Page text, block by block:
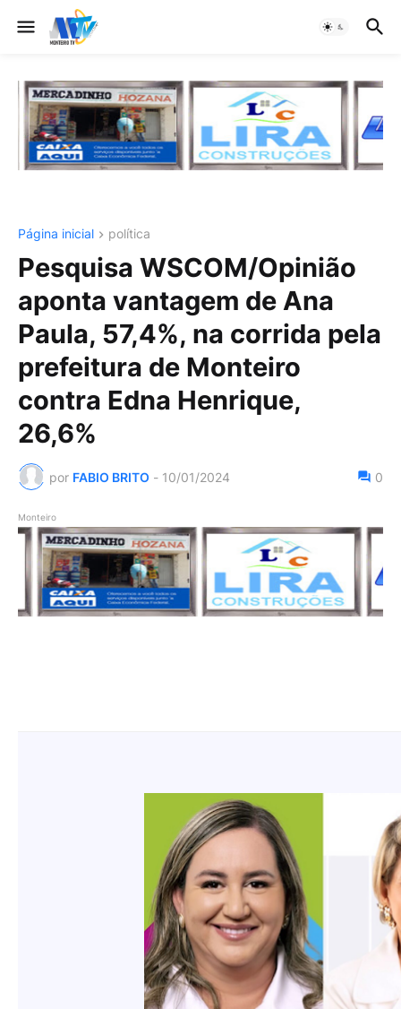
Página inicial política
Pesquisa WSCOM/Opinião
aponta vantagem de Ana
Paula, 57,4%, na corrida pela
prefeitura de Monteiro
contra Edna Henrique,
26,6%
por FABIO BRITO - 10/01/2024 0
Monteiro